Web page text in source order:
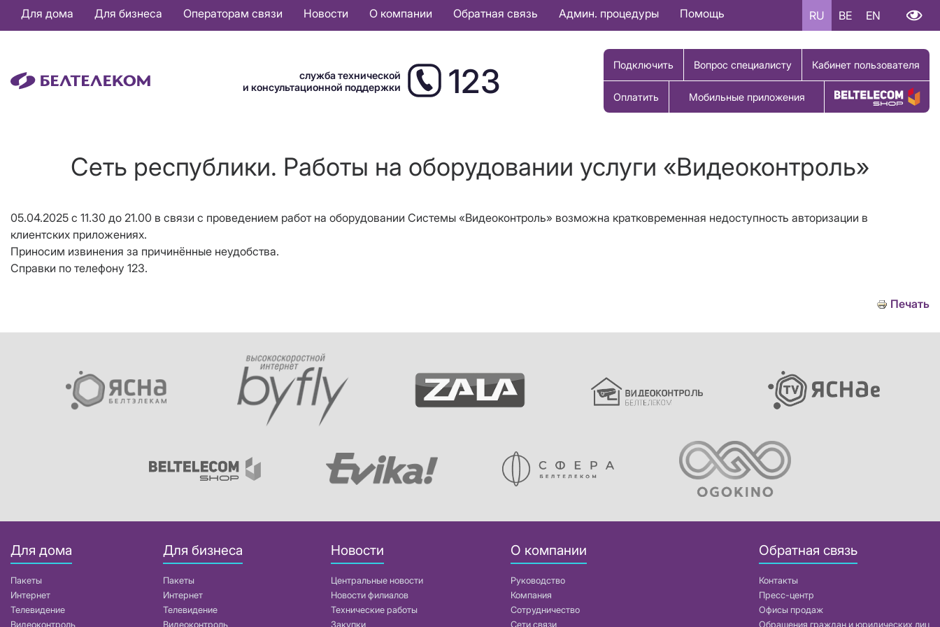
Основная
навигация
Для дома Для бизнеса Операторам связи Новости О компании Обратная связь Админ. процедуры Помощь RU BE EN
служба технической
и консультационной поддержки
123 Подключить Вопрос специалисту Кабинет пользователя
Оплатить Мобильные приложения Купить товар
Сеть республики. Работы на оборудовании услуги «Видеоконтроль»
05.04.2025 с 11.30 до 21.00 в связи с проведением работ на оборудовании Системы «Видеоконтроль» возможна кратковременная недоступность авторизации в
клиентских приложениях.
Приносим извинения за причинённые неудобства.
Справки по телефону 123.
Печать
Для дома
Пакеты
Интернет
Телевидение
Видеоконтроль
Для бизнеса
Пакеты
Интернет
Телевидение
Видеоконтроль
Новости
Центральные новости
Новости филиалов
Технические работы
Закупки
О компании
Руководство
Компания
Сотрудничество
Сети связи
Обратная связь
Контакты
Пресс-центр
Офисы продаж
Обращения граждан и юридических лиц